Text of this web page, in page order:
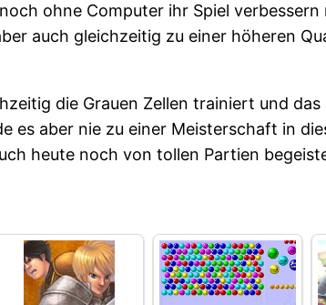
ohne Computer ihr Spiel
auch gleichzeitig zu einer höheren
die Grauen Zellen trainiert und
es aber nie zu einer Meisterschaft in
heute noch von tollen Partien